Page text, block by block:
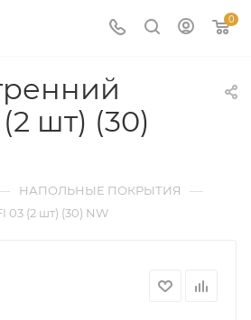
0
шт) (30)
НАПОЛЬНЫЕ ПОКРЫТИЯ —
03 (2 шт) (30) NW